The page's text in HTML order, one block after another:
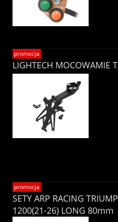
LIGHTECH MOCOWAMIE
promocja
SETY ARP RACING
1200(21-26) LONG 80mm
promocja